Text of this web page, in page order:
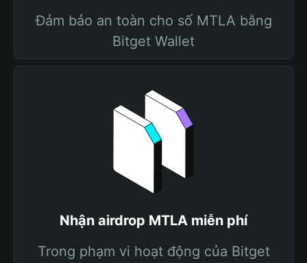
Đảm bảo an toàn cho số MTLA bằng
Bitget Wallet
Nhận airdrop MTLA miễn phí
Trong phạm vi hoạt động của Bitget